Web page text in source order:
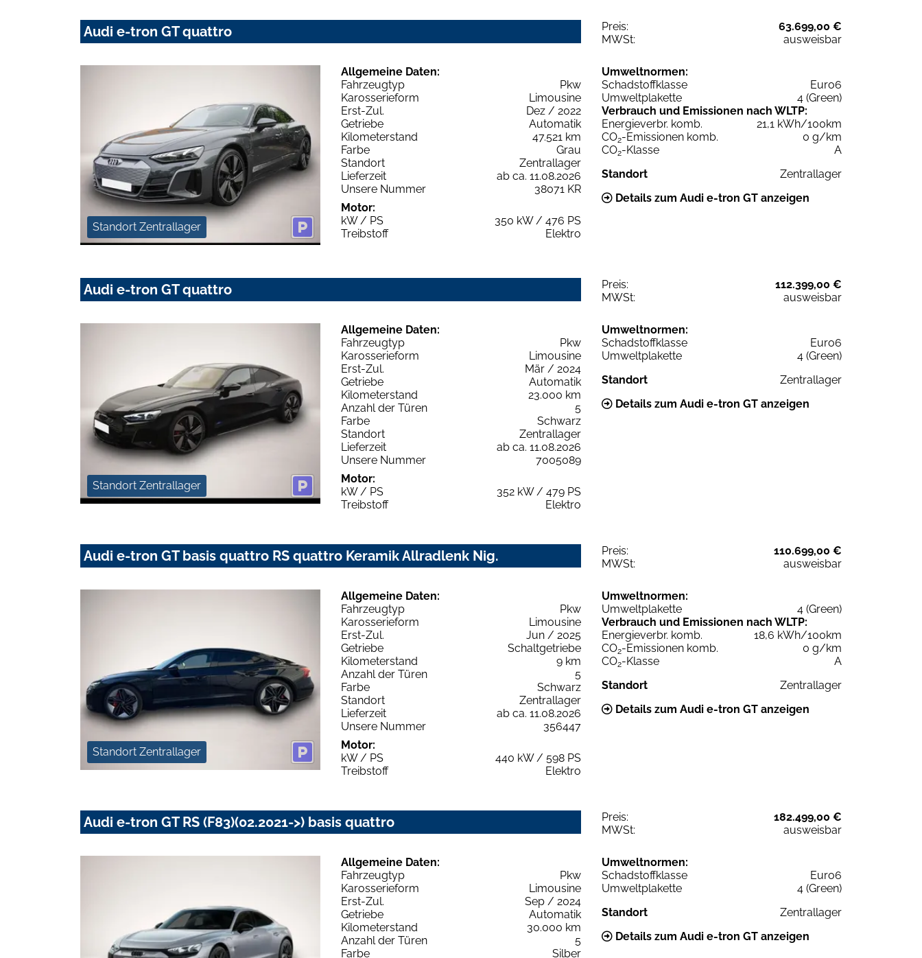
Audi e-tron GT quattro Preis:
63.699,00 €
MWSt:
ausweisbar
Standort Zentrallager
Allgemeine Daten:
Fahrzeugtyp
Pkw
Karosserieform
Limousine
Erst-Zul.
Dez / 2022
Getriebe
Automatik
Kilometerstand
47.521 km
Farbe
Grau
Standort
Zentrallager
Lieferzeit
ab ca. 11.08.2026
Unsere Nummer
38071 KR
Motor:
kW / PS
350 kW / 476 PS
Treibstoff
Elektro
Umweltnormen:
Schadstoffklasse
Euro6
Umweltplakette
4 (Green)
Verbrauch und Emissionen nach WLTP:
Energieverbr. komb.
21,1 kWh/100km
CO2-Emissionen komb.
0 g/km
CO2-Klasse
A
Standort
Zentrallager
Details zum Audi e-tron GT anzeigen
Audi e-tron GT quattro Preis:
112.399,00 €
MWSt:
ausweisbar
Standort Zentrallager
Allgemeine Daten:
Fahrzeugtyp
Pkw
Karosserieform
Limousine
Erst-Zul.
Mär / 2024
Getriebe
Automatik
Kilometerstand
23.000 km
Anzahl der Türen
5
Farbe
Schwarz
Standort
Zentrallager
Lieferzeit
ab ca. 11.08.2026
Unsere Nummer
7005089
Motor:
kW / PS
352 kW / 479 PS
Treibstoff
Elektro
Umweltnormen:
Schadstoffklasse
Euro6
Umweltplakette
4 (Green)
Standort
Zentrallager
Details zum Audi e-tron GT anzeigen
Audi e-tron GT basis quattro RS quattro Keramik Allradlenk Nig. Preis:
110.699,00 €
MWSt:
ausweisbar
Standort Zentrallager
Allgemeine Daten:
Fahrzeugtyp
Pkw
Karosserieform
Limousine
Erst-Zul.
Jun / 2025
Getriebe
Schaltgetriebe
Kilometerstand
9 km
Anzahl der Türen
5
Farbe
Schwarz
Standort
Zentrallager
Lieferzeit
ab ca. 11.08.2026
Unsere Nummer
356447
Motor:
kW / PS
440 kW / 598 PS
Treibstoff
Elektro
Umweltnormen:
Umweltplakette
4 (Green)
Verbrauch und Emissionen nach WLTP:
Energieverbr. komb.
18,6 kWh/100km
CO2-Emissionen komb.
0 g/km
CO2-Klasse
A
Standort
Zentrallager
Details zum Audi e-tron GT anzeigen
Audi e-tron GT RS (F83)(02.2021->) basis quattro Preis:
182.499,00 €
MWSt:
ausweisbar
Allgemeine Daten:
Fahrzeugtyp
Pkw
Karosserieform
Limousine
Erst-Zul.
Sep / 2024
Getriebe
Automatik
Kilometerstand
30.000 km
Anzahl der Türen
5
Farbe
Silber
Umweltnormen:
Schadstoffklasse
Euro6
Umweltplakette
4 (Green)
Standort
Zentrallager
Details zum Audi e-tron GT anzeigen